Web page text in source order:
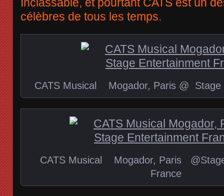
célèbres de tous les temps.
CATS Musical Mogador, Paris @ Stage
CATS Musical Mogador, Paris
France